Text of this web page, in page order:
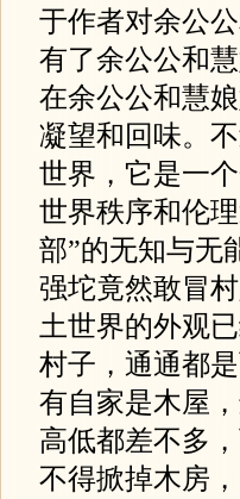
于作者对余公
有了余公公和
在余公公和慧
凝望和回味。
世界，它是一
世界秩序和伦
部”的无知与无
强坨竟然敢冒
土世界的外观
村子，通通都
有自家是木屋
高低都差不多
不得掀掉木房